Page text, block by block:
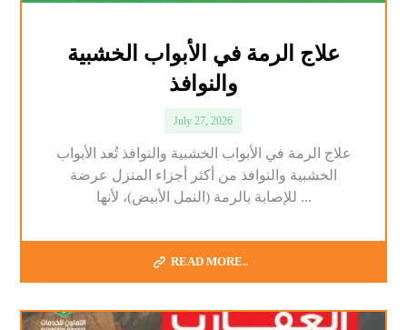
علاج الرمة في الأبواب الخشبية
والنوافذ
July 27, 2026
علاج الرمة في الأبواب الخشبية والنوافذ تُعد الأبواب
الخشبية والنوافذ من أكثر أجزاء المنزل عرضة
للإصابة بالرمة (النمل الأبيض)، لأنها ...
READ MORE..